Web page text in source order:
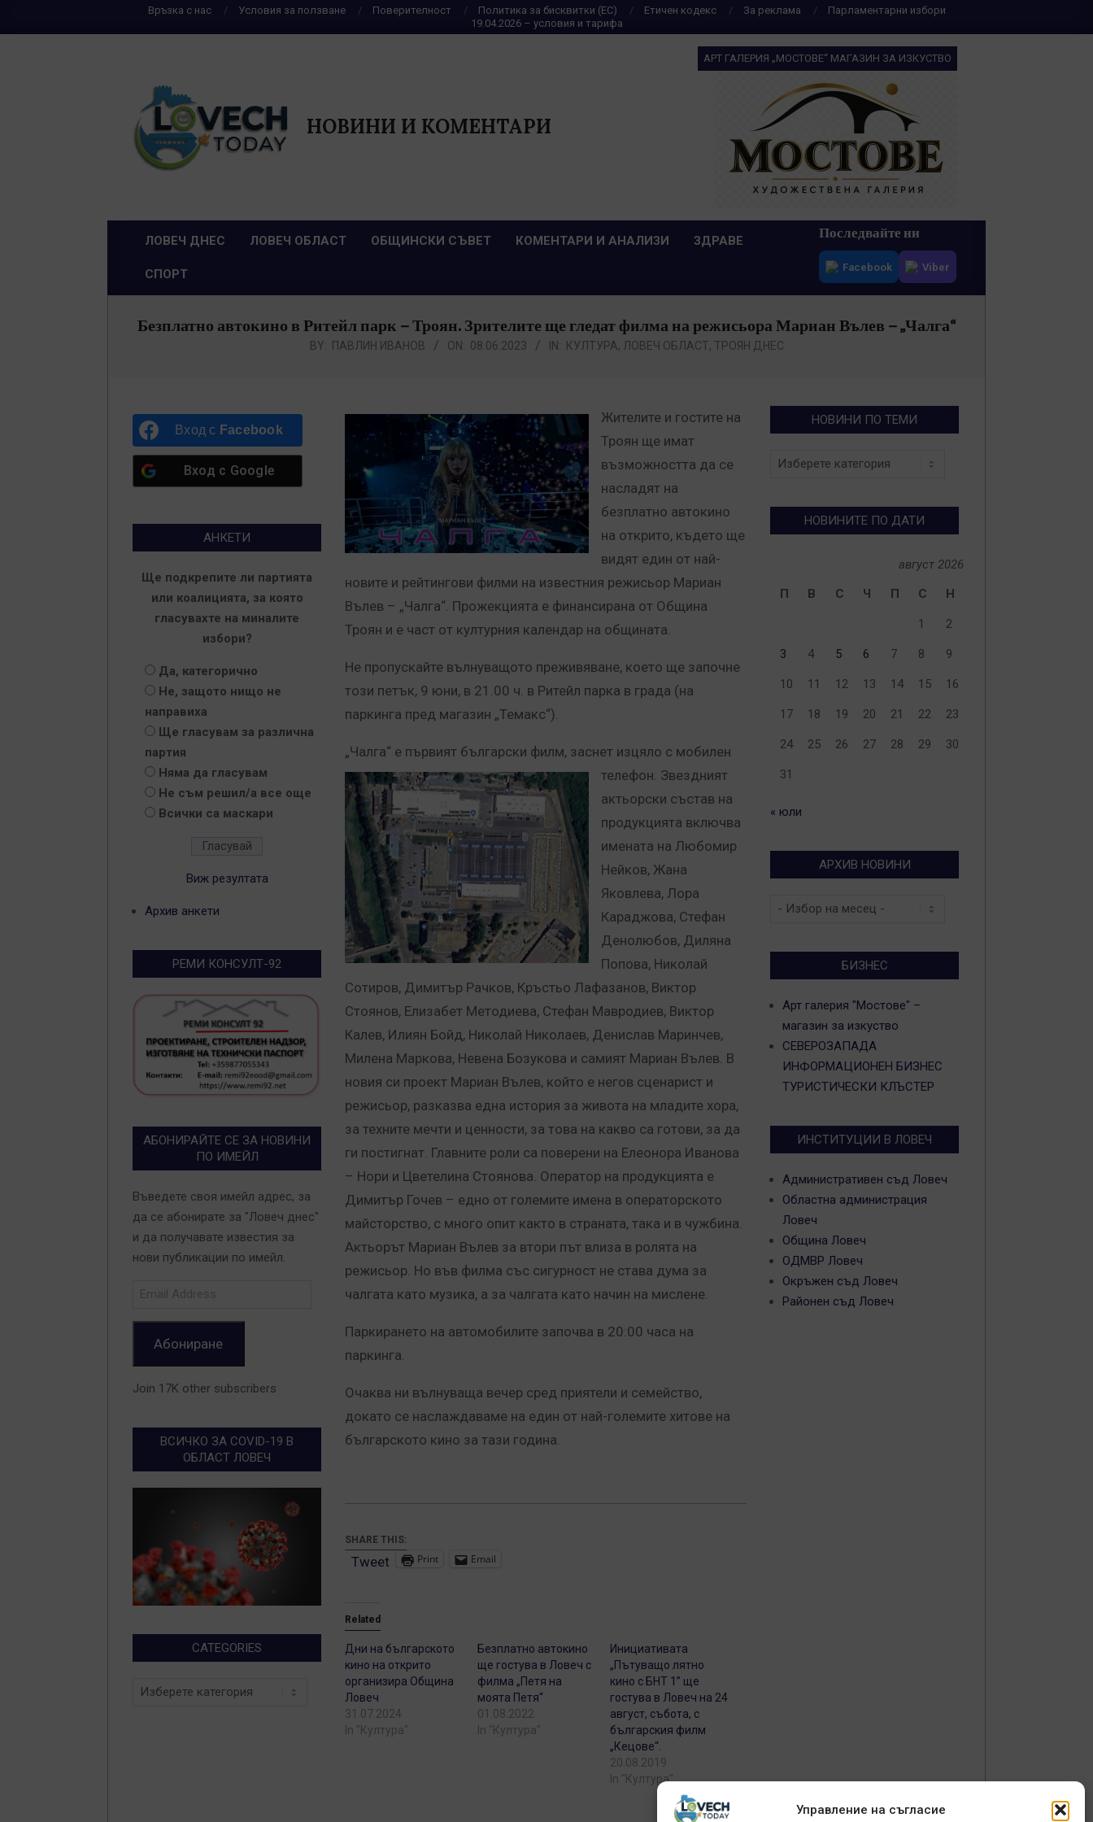
Управление на съгласие
Връзка с нас Условия за ползване Поверителност Политика за бисквитки (ЕС) Етичен кодекс За реклама
Парламентарни избори
19.04.2026 – условия и тарифа
НОВИНИ И КОМЕНТАРИ
АРТ ГАЛЕРИЯ „МОСТОВЕ“ МАГАЗИН ЗА ИЗКУСТВО
Primary
ЛОВЕЧ ДНЕС ЛОВЕЧ ОБЛАСТ ОБЩИНСКИ СЪВЕТ КОМЕНТАРИ И АНАЛИЗИ ЗДРАВЕ
СПОРТ
Последвайте ни
Facebook Viber
Безплатно автокино в Ритейл парк – Троян. Зрителите ще гледат филма на режисьора Мариан Вълев – „Чалга“
BY: ПАВЛИН ИВАНОВ ON: 08.06.2023 IN: КУЛТУРА, ЛОВЕЧ ОБЛАСТ, ТРОЯН ДНЕС
Жителите и гостите на
Троян ще имат
възможността да се
насладят на
безплатно автокино
на открито, където ще
видят един от най-
новите и рейтингови филми на известния режисьор Мариан
Вълев – „Чалга“. Прожекцията е финансирана от Община
Троян и е част от културния календар на общината.
Не пропускайте вълнуващото преживяване, което ще започне
този петък, 9 юни, в 21.00 ч. в Ритейл парка в града (на
паркинга пред магазин „Темакс“).
„Чалга“ е първият български филм, заснет изцяло с мобилен
телефон. Звездният
актьорски състав на
продукцията включва
имената на Любомир
Нейков, Жана
Яковлева, Лора
Караджова, Стефан
Денолюбов, Диляна
Попова, Николай
Сотиров, Димитър Рачков, Кръстьо Лафазанов, Виктор
Стоянов, Елизабет Методиева, Стефан Мавродиев, Виктор
Калев, Илиян Бойд, Николай Николаев, Денислав Маринчев,
Милена Маркова, Невена Бозукова и самият Мариан Вълев. В
новия си проект Мариан Вълев, който е негов сценарист и
режисьор, разказва една история за живота на младите хора,
за техните мечти и ценности, за това на какво са готови, за да
ги постигнат. Главните роли са поверени на Елеонора Иванова
– Нори и Цветелина Стоянова. Оператор на продукцията е
Димитър Гочев – едно от големите имена в операторското
майсторство, с много опит както в страната, така и в чужбина.
Актьорът Мариан Вълев за втори път влиза в ролята на
режисьор. Но във филма със сигурност не става дума за
чалгата като музика, а за чалгата като начин на мислене.
Паркирането на автомобилите започва в 20:00 часа на
паркинга.
Очаква ни вълнуваща вечер сред приятели и семейство,
докато се наслаждаваме на един от най-големите хитове на
българското кино за тази година.
SHARE THIS:
Tweet Print Email
Related
Дни на българското
кино на открито
организира Община
Ловеч
31.07.2024
In "Култура"
Безплатно автокино
ще гостува в Ловеч с
филма „Петя на
моята Петя“
01.08.2022
In "Култура"
Инициативата
„Пътуващо лятно
кино с БНТ 1” ще
гостува в Ловеч на 24
август, събота, с
българския филм
„Кецове“.
20.08.2019
In "Култура"
Вход с Facebook
Вход с Google
АНКЕТИ
Ще подкрепите ли партията
или коалицията, за която
гласувахте на миналите
избори?
Да, категорично
Не, защото нищо не
направиха
Ще гласувам за различна
партия
Няма да гласувам
Не съм решил/а все още
Всички са маскари
Виж резултата
Архив анкети
РЕМИ КОНСУЛТ-92
АБОНИРАЙТЕ СЕ ЗА НОВИНИ
ПО ИМЕЙЛ
Въведете своя имейл адрес, за
да се абонирате за "Ловеч днес"
и да получавате известия за
нови публикации по имейл.
Абониране
Join 17K other subscribers
ВСИЧКО ЗА COVID-19 В
ОБЛАСТ ЛОВЕЧ
CATEGORIES
Categories
НОВИНИ ПО ТЕМИ
Новини
НОВИНИТЕ ПО ДАТИ
август 2026
П
В С Ч П С Н
1 2
3 4 5 6 7 8 9
10 11 12 13 14 15 16
17 18 19 20 21 22 23
24 25 26 27 28 29 30
31
« юли
АРХИВ НОВИНИ
Архив
БИЗНЕС
Арт галерия "Мостове" –
магазин за изкуство
СЕВЕРОЗАПАДА
ИНФОРМАЦИОНЕН БИЗНЕС
ТУРИСТИЧЕСКИ КЛЪСТЕР
ИНСТИТУЦИИ В ЛОВЕЧ
Административен съд Ловеч
Областна администрация
Ловеч
Община Ловеч
ОДМВР Ловеч
Окръжен съд Ловеч
Районен съд Ловеч